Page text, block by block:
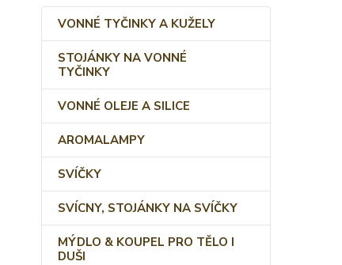
VONNÉ TYČINKY A KUŽELY
STOJÁNKY NA VONNÉ
TYČINKY
VONNÉ OLEJE A SILICE
AROMALAMPY
SVÍČKY
SVÍCNY, STOJÁNKY NA SVÍČKY
MÝDLO & KOUPEL PRO TĚLO I
DUŠI